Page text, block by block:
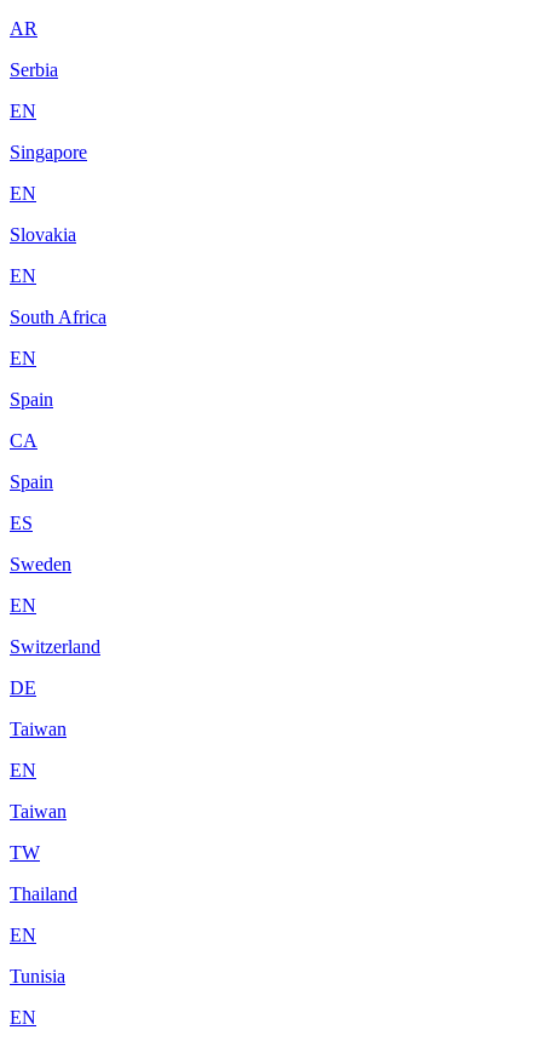
AR
Serbia
EN
Singapore
EN
Slovakia
EN
South Africa
EN
Spain
CA
Spain
ES
Sweden
EN
Switzerland
DE
Taiwan
EN
Taiwan
TW
Thailand
EN
Tunisia
EN